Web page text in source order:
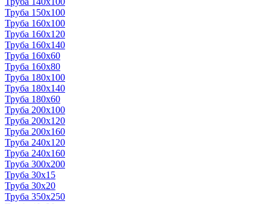
Труба 150x100
Труба 160x100
Труба 160x120
Труба 160x140
Труба 160x60
Труба 160x80
Труба 180x100
Труба 180x140
Труба 180x60
Труба 200x100
Труба 200x120
Труба 200x160
Труба 240x120
Труба 240x160
Труба 300x200
Труба 30x15
Труба 30x20
Труба 350x250